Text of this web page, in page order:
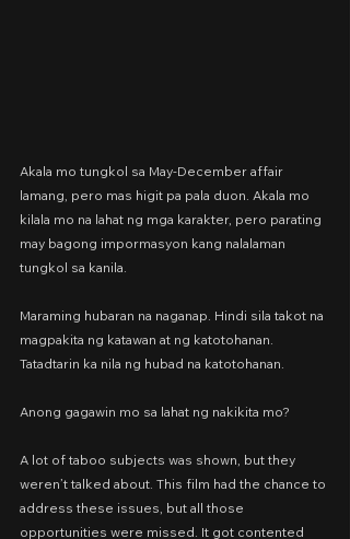
Akala mo tungkol sa May-December affair
lamang, pero mas higit pa pala duon. Akala mo
kilala mo na lahat ng mga karakter, pero parating
may bagong impormasyon kang nalalaman
tungkol sa kanila.
Maraming hubaran na naganap. Hindi sila takot na
magpakita ng katawan at ng katotohanan.
Tatadtarin ka nila ng hubad na katotohanan.
Anong gagawin mo sa lahat ng nakikita mo?
A lot of taboo subjects was shown, but they
weren’t talked about. This film had the chance to
address these issues, but all those
opportunities were missed. It got contented